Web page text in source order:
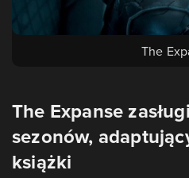
The
The Expanse
sezonów,
książki